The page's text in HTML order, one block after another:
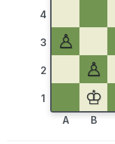
4
3
2
1
♙
♙
♔
A B